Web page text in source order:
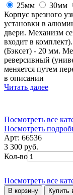
25мм
30мм
Корпус врезного
установки в
двери. Механизм
входит в
(Бэксет) - 20 мм.
реверсивный
меняется путем
в описании
Читать далее
Посмотреть все
Посмотреть
Арт: 66536
3 300 руб.
Кол-во
Посмотреть все
В корзину Купить